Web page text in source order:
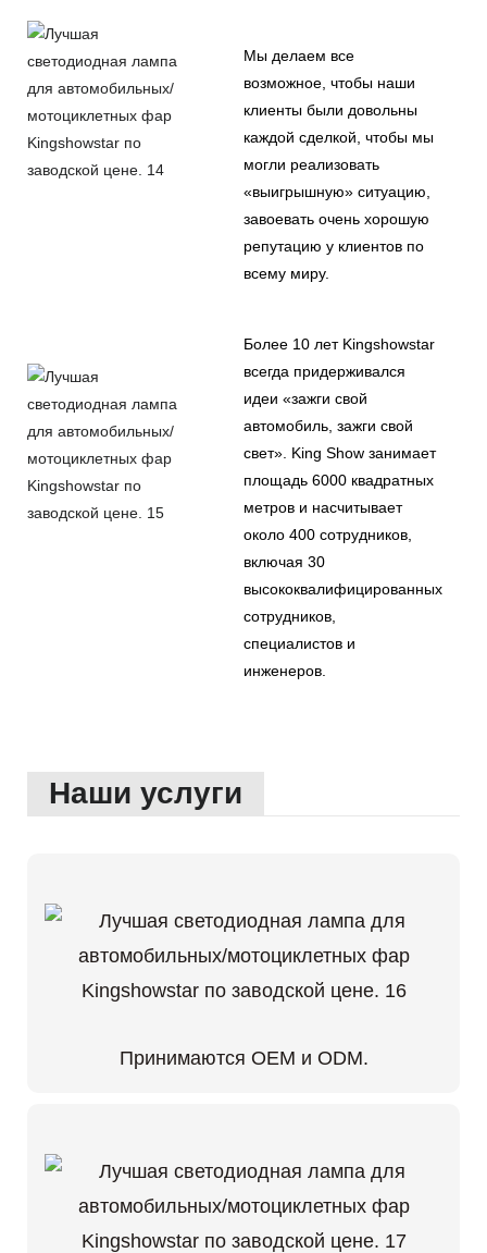
Мы делаем все
возможное, чтобы наши
клиенты были довольны
каждой сделкой, чтобы мы
могли реализовать
«выигрышную» ситуацию,
завоевать очень хорошую
репутацию у клиентов по
всему миру.
Более 10 лет Kingshowstar
всегда придерживался
идеи «зажги свой
автомобиль, зажги свой
свет». King Show занимает
площадь 6000 квадратных
метров и насчитывает
около 400 сотрудников,
включая 30
высококвалифицированных
сотрудников,
специалистов и
инженеров.
Наши услуги
Принимаются OEM и ODM.